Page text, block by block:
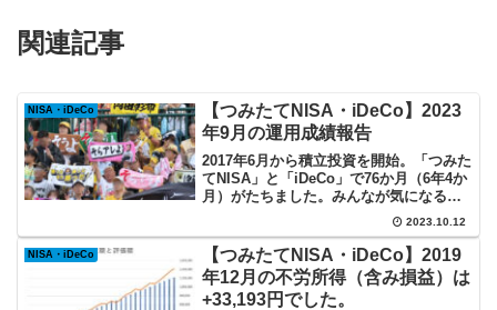
関連記事
NISA・iDeCo
【つみたてNISA・iDeCo】2023
年9月の運用成績報告
2017年6月から積立投資を開始。「つみた
てNISA」と「iDeCo」で76か月（6年4か
月）がたちました。みんなが気になるイ
ンデックス投資の実際を記録していま
2023.10.12
NISA・iDeCo
【つみたてNISA・iDeCo】2019
年12月の不労所得（含み損益）は
+33,193円でした。